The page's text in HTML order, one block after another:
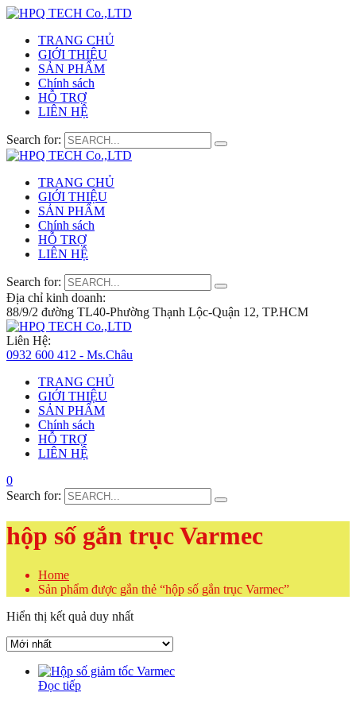
TRANG CHỦ
GIỚI THIỆU
SẢN PHẨM
Chính sách
HỖ TRỢ
LIÊN HỆ
Search for:
TRANG CHỦ
GIỚI THIỆU
SẢN PHẨM
Chính sách
HỖ TRỢ
LIÊN HỆ
Search for:
Địa chỉ kinh doanh:
88/9/2 đường TL40-Phường Thạnh Lộc-Quận 12, TP.HCM
Liên Hệ:
0932 600 412 - Ms.Châu
TRANG CHỦ
GIỚI THIỆU
SẢN PHẨM
Chính sách
HỖ TRỢ
LIÊN HỆ
0
Search for:
hộp số gắn trục Varmec
Home
Sản phẩm được gắn thẻ “hộp số gắn trục Varmec”
Hiển thị kết quả duy nhất
Đọc tiếp